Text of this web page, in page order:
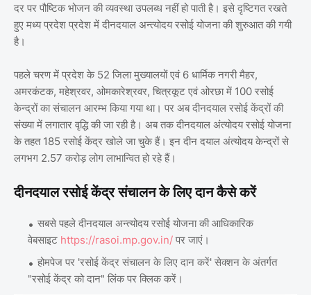
दर पर पौष्टिक भोजन की व्यवस्था उपलब्ध नहीं हो पाती है। इसे दृष्टिगत रखते
हुए मध्य प्रदेश प्रदेश में दीनदयाल अन्त्योदय रसोई योजना की शुरुआत की गयी
है।
पहले चरण में प्रदेश के 52 जिला मुख्यालयों एवं 6 धार्मिक नगरी मैहर,
अमरकंटक, महेश्रवर, ओमकारेश्रवर, चित्रकूट एवं ओरछा में 100 रसोई
केन्द्रों का संचालन आरम्भ किया गया था। पर अब दीनदयाल रसोई केंद्रों की
संख्या में लगातार वृद्धि की जा रही है। अब तक दीनदयाल अंत्योदय रसोई योजना
के तहत 185 रसोई केंद्र खोले जा चुके हैं। इन दीन दयाल अंत्योदय केन्द्रों से
लगभग 2.57 करोड़ लोग लाभान्वित हो रहे हैं।
दीनदयाल रसोई केंद्र संचालन के लिए दान कैसे करें
सबसे पहले दीनदयाल अन्त्योदय रसोई योजना की आधिकारिक
वेबसाइट https://rasoi.mp.gov.in/ पर जाएं।
होमपेज पर 'रसोई केंद्र संचालन के लिए दान करें' सेक्शन के अंतर्गत
"रसोई केंद्र को दान" लिंक पर क्लिक करें।